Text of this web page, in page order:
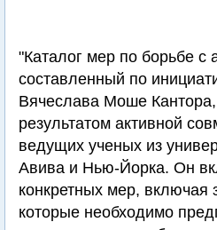
"Каталог мер по борьбе с
составленный по
Вячеслава Моше Кантора,
результатом активной
ведущих ученых из
Авива и Нью-Йорка. Он
конкретных мер, включая
которые необходимо